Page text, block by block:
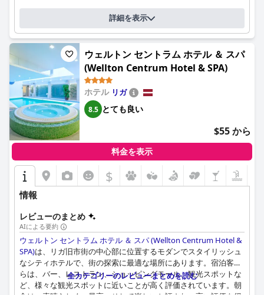
宿泊客は、部屋の広さ、清潔さ、そして居心地の良い雰囲気を高
く評価しており、歴史的な魅力とモダンな快適さが美しく調和し
ています。ユニークなアンティーク家具と中世のディテールが雰
囲気をさらに高めています。ただし、時折発生する騒音、古い設
備、そして部屋に紅茶やコーヒーを作るための設備がないなどの
問題も指摘されています。
ホテルの清潔さは模範的で、客室から共用エリアまで、あらゆる
場所が完璧に維持されています。この高い水準は、プロ意識と、
期待以上のサービスを提供する意欲で知られる、フレンドリーで
親切なスタッフにも及んでいます。多言語に対応でき、よく訓練
されたスタッフが、丁寧なサービスで全体的な滞在を向上させて
います。
ホテル ユストゥスのWi-Fiは信頼性が高く、安定した高速接続を
提供していますが、時折、弱い場所もあります。ホテルの周りの
活気のあるナイトライフシーンは、徒歩圏内でエンターテイメン
トを提供しており、優れた防音対策のおかげで、滞在を大きく妨
げることはありません。
ベッドは一般的に快適な休息を保証していますが、一部の宿泊客
は特定のマットレスや枕に不快感を覚えたと述べています。ホテ
ルはまともな滞在を提供していますが、限られたアメニティとサ
ービスのため、完全な4つ星の体験には及ばないと考えている人
もいます。
詳細を表示
ウェルトン セントラム ホテル ＆ スパ
(Wellton Centrum Hotel & SPA)
ホテル リガ
8.5 とても良い
$55 から
料金を表示
$
情報
レビューのまとめ
AIによる要約
ウェルトン セントラム ホテル ＆ スパ (Wellton Centrum Hotel &
SPA)は、リガ旧市街の中心部に位置するモダンでスタイリッシュ
なシティホテルで、街の探索に最適な場所にあります。宿泊客か
らは、バー、レストラン、ショッピングモール、観光スポットな
ど、様々な観光スポットに近いことが高く評価されています。朝
全カテゴリーのレビューまとめを読む